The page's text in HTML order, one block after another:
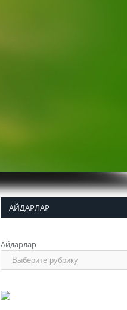
АЙДАРЛАР
Айдарлар